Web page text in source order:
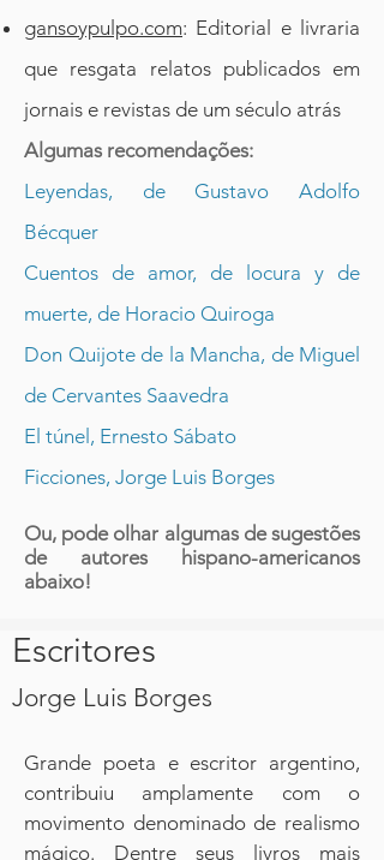
gansoypulpo.com: Editorial e livraria
que resgata relatos publicados em
jornais e revistas de um século atrás
Algumas recomendações:
Leyendas, de Gustavo Adolfo
Bécquer
Cuentos de amor, de locura y de
muerte, de Horacio Quiroga
Don Quijote de la Mancha, de Miguel
de Cervantes Saavedra
El túnel, Ernesto Sábato
Ficciones, Jorge Luis Borges
Ou, pode olhar algumas de sugestões
de autores hispano-americanos
abaixo!
Escritores
Jorge Luis Borges
Grande poeta e escritor argentino,
contribuiu amplamente com o
movimento denominado de realismo
mágico. Dentre seus livros mais